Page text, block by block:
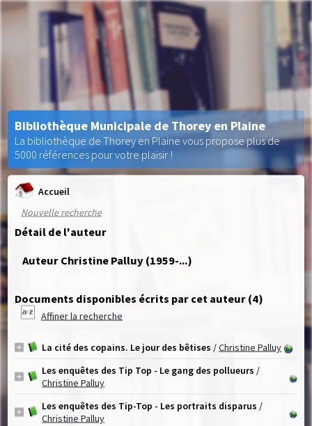
Accueil
Nouvelle recherche
Détail de l'auteur
Auteur Christine Palluy (1959-...)
Documents disponibles écrits par cet auteur (4)
Affiner la recherche
La cité des copains. Le jour des bêtises /Christine Palluy
Les enquêtes des Tip Top - Le gang des pollueurs /
Christine Palluy
Les enquêtes des Tip-Top - Les portraits disparus /
Christine Palluy
Bibliothèque Municipale de Thorey en Plaine
La bibliothèque de Thorey en Plaine vous propose plus de
5000 références pour votre plaisir !